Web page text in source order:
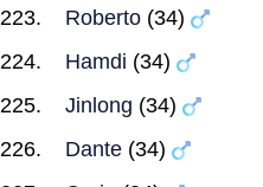
Roberto (34)
Hamdi (34)
Jinlong (34)
Dante (34)